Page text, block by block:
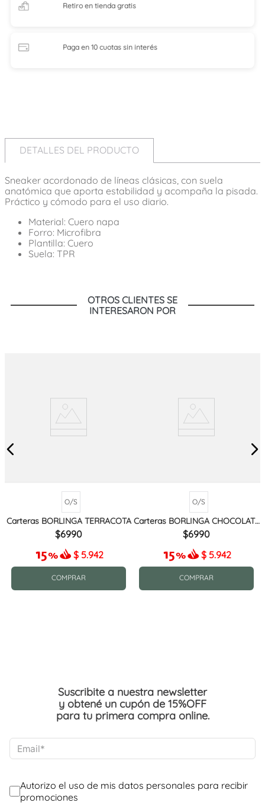
Retiro en tiendagratis
Paga en 10 cuotassin interés
DETALLES DEL PRODUCTO
Sneaker acordonado de líneas clásicas, con suela
anatómica que aporta estabilidad y acompaña la pisada.
Práctico y cómodo para el uso diario.
Material: Cuero napa
Forro: Microfibra
Plantilla: Cuero
Suela: TPR
OTROS CLIENTES SE
INTERESARON POR
O/S
Carteras BORLINGA TERRACOTA
6990
$ 5.942
COMPRAR
O/S
Carteras BORLINGA CHOCOLATE
MIX
6990
$ 5.942
COMPRAR
Suscribite a nuestra newsletter
y obtené un cupón de 15%OFF
para tu primera compra online.